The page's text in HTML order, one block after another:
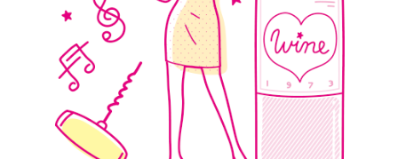
ワークスタイル
妊娠/出産/家族
ココロ/カラダ